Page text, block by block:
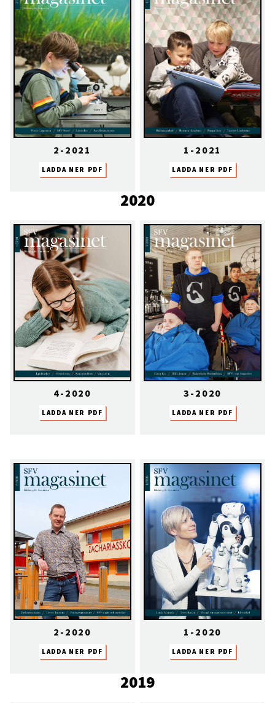
2-2021
LADDA NER PDF
1-2021
LADDA NER PDF
2020
4-2020
LADDA NER PDF
3-2020
LADDA NER PDF
2-2020
LADDA NER PDF
1-2020
LADDA NER PDF
2019